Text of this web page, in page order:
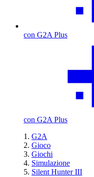
con G2A Plus
con G2A Plus
G2A
Gioco
Giochi
Simulazione
Silent Hunter III